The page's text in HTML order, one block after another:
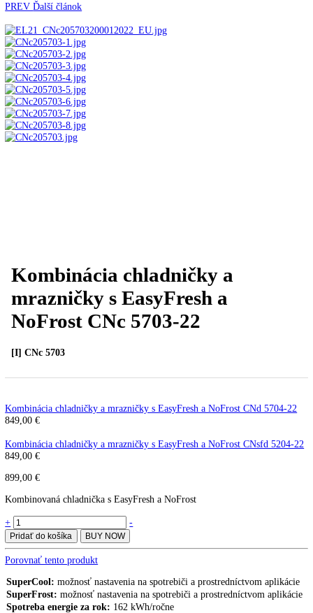
Kávy
Uncategorized
ÚvodVoľne stojace spotrebiče
chladničkymraziak dole
mrazničky s EasyFresh a NoFrost CNc 5703-22
Kombinácia chladničky a
mrazničky s EasyFresh a
NoFrost CNc 5703-22
[I] CNc 5703
Kombinácia chladničky a mrazničky s EasyFresh a NoFrost CNd
849,00€